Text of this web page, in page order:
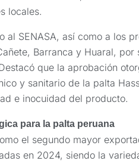
locales.
al SENASA, así como a los
Barranca y Huaral, por
que la aprobación
y sanitario de la palta
e inocuidad del producto.
para la palta peruana
el segundo mayor
en 2024, siendo la